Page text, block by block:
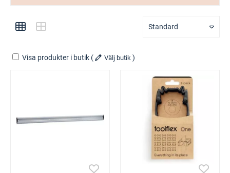
Standard
Visa produkter i butik ( Välj butik )